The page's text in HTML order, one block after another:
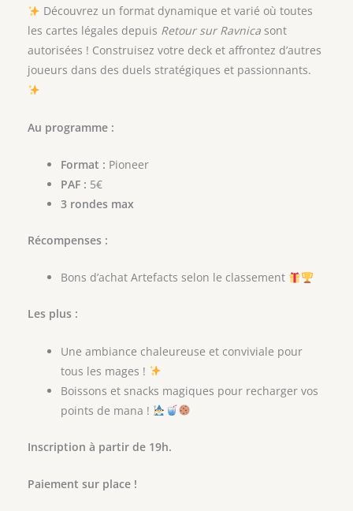
Découvrez un format dynamique et varié où toutes
les cartes légales depuis Retour sur Ravnica sont
autorisées ! Construisez votre deck et affrontez d’autres
joueurs dans des duels stratégiques et passionnants.
Au programme :
Format : Pioneer
PAF : 5€
3 rondes max
Récompenses :
Bons d’achat Artefacts selon le classement
Les plus :
Une ambiance chaleureuse et conviviale pour
tous les mages !
Boissons et snacks magiques pour recharger vos
points de mana !
Inscription à partir de 19h.
Paiement sur place !